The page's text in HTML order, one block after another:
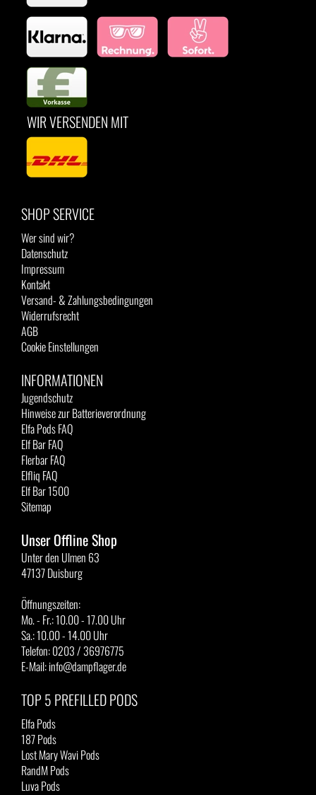
WIR VERSENDEN MIT
SHOP SERVICE
Wer sind wir?
Datenschutz
Impressum
Kontakt
Versand- & Zahlungsbedingungen
Widerrufsrecht
AGB
Cookie Einstellungen
INFORMATIONEN
Jugendschutz
Hinweise zur Batterieverordnung
Elfa Pods FAQ
Elf Bar FAQ
Flerbar FAQ
Elfliq FAQ
Elf Bar 1500
Sitemap
Unser Offline Shop
Unter den Ulmen 63
47137 Duisburg
Öffnungszeiten:
Mo. - Fr.: 10.00 - 17.00 Uhr
Sa.: 10.00 - 14.00 Uhr
Telefon: 0203 / 36976775
E-Mail: info@dampflager.de
TOP 5 PREFILLED PODS
Elfa Pods
187 Pods
Lost Mary Wavi Pods
RandM Pods
Luva Pods